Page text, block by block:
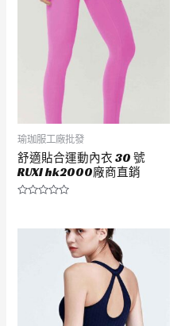
瑜珈服工廠批發
舒適貼合運動內衣 30 號
RUXI hk2000廠商直銷